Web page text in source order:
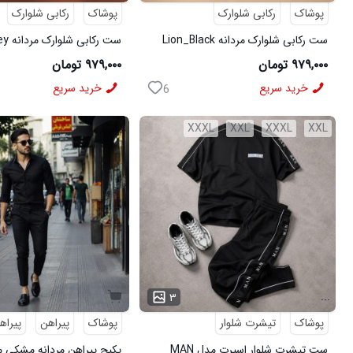
پوشاک
رکابی شلوارک
ست رکابی شلوارک مردانه Lion_Black
مدل 3997
۹۷۹,۰۰۰ تومان
خرید سریع 6
پوشاک
رکابی شلوارک
3996
۹۷۹,۰۰۰ تومان
خرید سریع
XXL
XXXL
XXL
XXXL
۳
...
پوشاک
تیشرت شلوار
پوشاک
پیراهن